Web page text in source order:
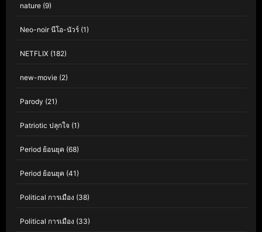
nature (9)
Neo-noir นีโอ-นัวร์ (1)
NETFLIX (182)
new-movie (2)
Parody (21)
Patriotic ปลุกใจ (1)
Period ย้อนยุค (68)
Period ย้อนยุค (41)
Political การเมือง (38)
Political การเมือง (33)